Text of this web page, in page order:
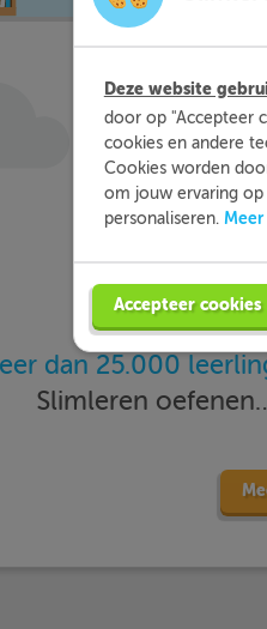
dan 25.000
Slimleren
Deze website
door op "Accepteer
cookies en andere
Cookies worden
om jouw ervaring op
personaliseren. Meer
Accepteer cookies